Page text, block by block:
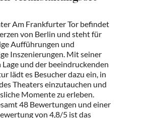
Am Frankfurter Tor befindet
von Berlin und steht für
Aufführungen und
Inszenierungen. Mit seiner
und der beeindruckenden
lädt es Besucher dazu ein, in
Theaters einzutauchen und
Momente zu erleben.
48 Bewertungen und einer
von 4,8/5 ist das